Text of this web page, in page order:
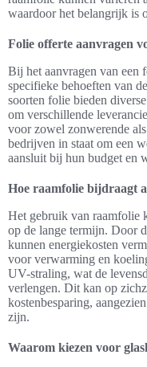
waardoor het belangrijk is
Folie offerte aanvragen
Bij het aanvragen van een
specifieke behoeften van
soorten folie bieden
om verschillende
voor zowel zonwerende
bedrijven in staat om een
aansluit bij hun budget en
Hoe raamfolie bijdraagt
Het gebruik van raamfolie
op de lange termijn. Door
kunnen energiekosten
voor verwarming en
UV-straling, wat de
verlengen. Dit kan op
kostenbesparing,
zijn.
Waarom kiezen voor